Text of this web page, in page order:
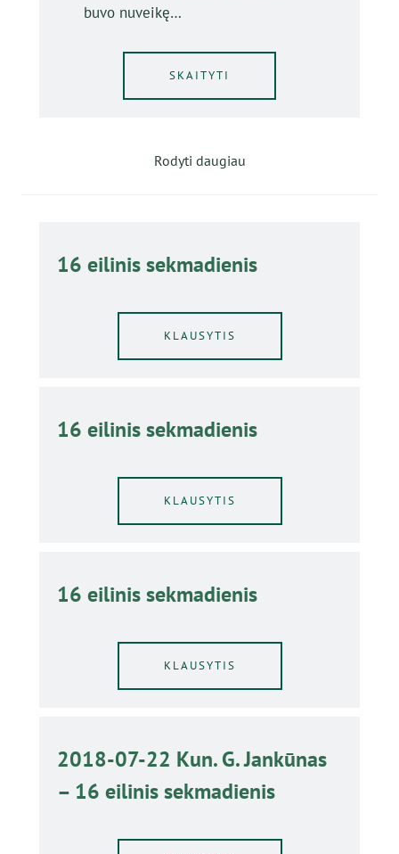
buvo nuveikę…
SKAITYTI
Rodyti daugiau
16 eilinis sekmadienis
KLAUSYTIS
16 eilinis sekmadienis
KLAUSYTIS
16 eilinis sekmadienis
KLAUSYTIS
2018-07-22 Kun. G. Jankūnas
– 16 eilinis sekmadienis